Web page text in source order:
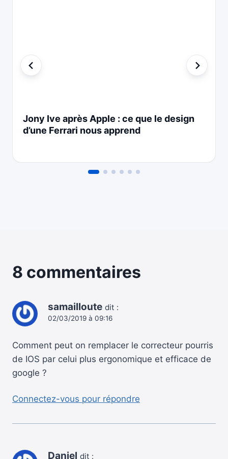
Jony Ive après Apple : ce que le design
d’une Ferrari nous apprend
8 commentaires
samailloute dit :
02/03/2019 à 09:16
Comment peut on remplacer le correcteur pourris
de IOS par celui plus ergonomique et efficace de
google ?
Connectez-vous pour répondre
Daniel dit :